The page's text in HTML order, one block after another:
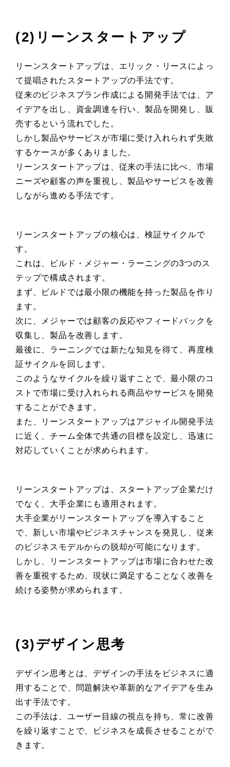
(2)リーンスタートアップ
リーンスタートアップは、エリック・リースによっ
て提唱されたスタートアップの手法です。
従来のビジネスプラン作成による開発手法では、ア
イデアを出し、資金調達を行い、製品を開発し、販
売するという流れでした。
しかし製品やサービスが市場に受け入れられず失敗
するケースが多くありました。
リーンスタートアップは、従来の手法に比べ、市場
ニーズや顧客の声を重視し、製品やサービスを改善
しながら進める手法です。
リーンスタートアップの核心は、検証サイクルで
す。
これは、ビルド・メジャー・ラーニングの3つのス
テップで構成されます。
まず、ビルドでは最小限の機能を持った製品を作り
ます。
次に、メジャーでは顧客の反応やフィードバックを
収集し、製品を改善します。
最後に、ラーニングでは新たな知見を得て、再度検
証サイクルを回します。
このようなサイクルを繰り返すことで、最小限のコ
ストで市場に受け入れられる商品やサービスを開発
することができます。
また、リーンスタートアップはアジャイル開発手法
に近く、チーム全体で共通の目標を設定し、迅速に
対応していくことが求められます。
リーンスタートアップは、スタートアップ企業だけ
でなく、大手企業にも適用されます。
大手企業がリーンスタートアップを導入すること
で、新しい市場やビジネスチャンスを発見し、従来
のビジネスモデルからの脱却が可能になります。
しかし、リーンスタートアップは市場に合わせた改
善を重視するため、現状に満足することなく改善を
続ける姿勢が求められます。
(3)デザイン思考
デザイン思考とは、デザインの手法をビジネスに適
用することで、問題解決や革新的なアイデアを生み
出す手法です。
この手法は、ユーザー目線の視点を持ち、常に改善
を繰り返すことで、ビジネスを成長させることがで
きます。